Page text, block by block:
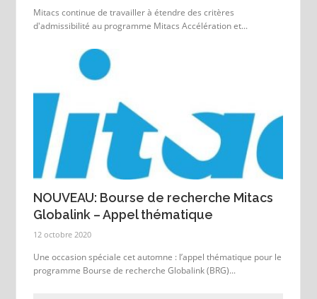
Mitacs continue de travailler à étendre des critères
d'admissibilité au programme Mitacs Accélération et...
NOUVEAU: Bourse de recherche Mitacs
Globalink – Appel thématique
12 octobre 2020
Une occasion spéciale cet automne : l’appel thématique pour le
programme Bourse de recherche Globalink (BRG)...